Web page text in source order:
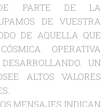
DE PARTE DE LA
DE VUESTRA
DE AQUELLA QUE
OPERATIVA
UN
ALTOS VALORES
MENSAJES INDICAN